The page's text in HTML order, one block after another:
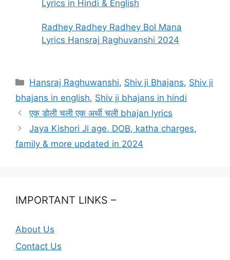
Lyrics in Hindi & English
Radhey Radhey Radhey Bol Mana
Lyrics Hansraj Raghuvanshi 2024
Categories
Hansraj Raghuwanshi, Shiv ji Bhajans, Shiv ji
bhajans in english, Shiv ji bhajans in hindi
एक डोली चली एक अर्थी चली bhajan lyrics
Jaya Kishori Ji age, DOB, katha charges,
family & more updated in 2024
IMPORTANT LINKS –
About Us
Contact Us